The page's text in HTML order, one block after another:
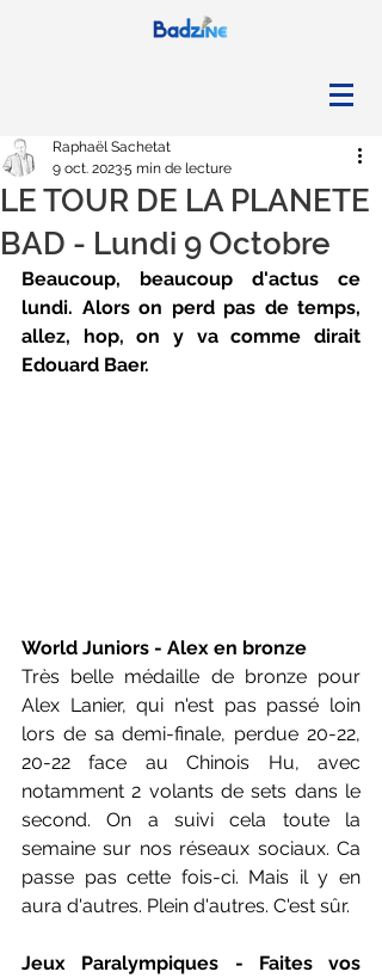
LE TOUR DE LA PLANETE
BAD - Lundi 9 Octobre
Raphaël Sachetat
9 oct. 20235 min de lecture
Beaucoup, beaucoup d'actus ce
lundi. Alors on perd pas de temps,
allez, hop, on y va comme dirait
Edouard Baer.
World Juniors - Alex en bronze
Très belle médaille de bronze pour
Alex Lanier, qui n'est pas passé loin
lors de sa demi-finale, perdue 20-22,
20-22 face au Chinois Hu, avec
notamment 2 volants de sets dans le
second. On a suivi cela toute la
semaine sur nos réseaux sociaux. Ca
passe pas cette fois-ci. Mais il y en
aura d'autres. Plein d'autres. C'est sûr.
Jeux Paralympiques - Faites vos